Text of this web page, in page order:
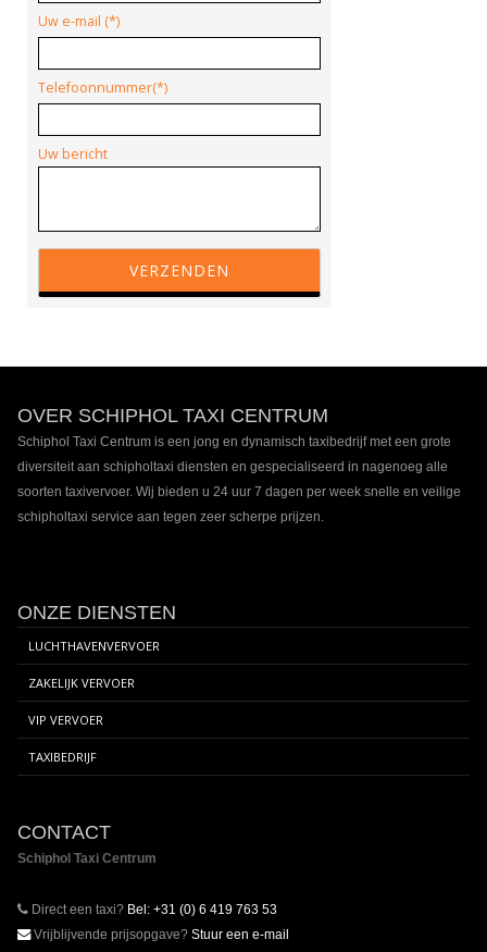
Uw e-mail (*)
Telefoonnummer(*)
Uw bericht
Footer
inhoud
OVER SCHIPHOL TAXI CENTRUM
Schiphol Taxi Centrum is een jong en dynamisch taxibedrijf met een grote
diversiteit aan schipholtaxi diensten en gespecialiseerd in nagenoeg alle
soorten taxivervoer. Wij bieden u 24 uur 7 dagen per week snelle en veilige
schipholtaxi service aan tegen zeer scherpe prijzen.
ONZE DIENSTEN
LUCHTHAVENVERVOER
ZAKELIJK VERVOER
VIP VERVOER
TAXIBEDRIJF
CONTACT
Schiphol Taxi Centrum
Direct een taxi? Bel: +31 (0) 6 419 763 53
Vrijblijvende prijsopgave? Stuur een e-mail